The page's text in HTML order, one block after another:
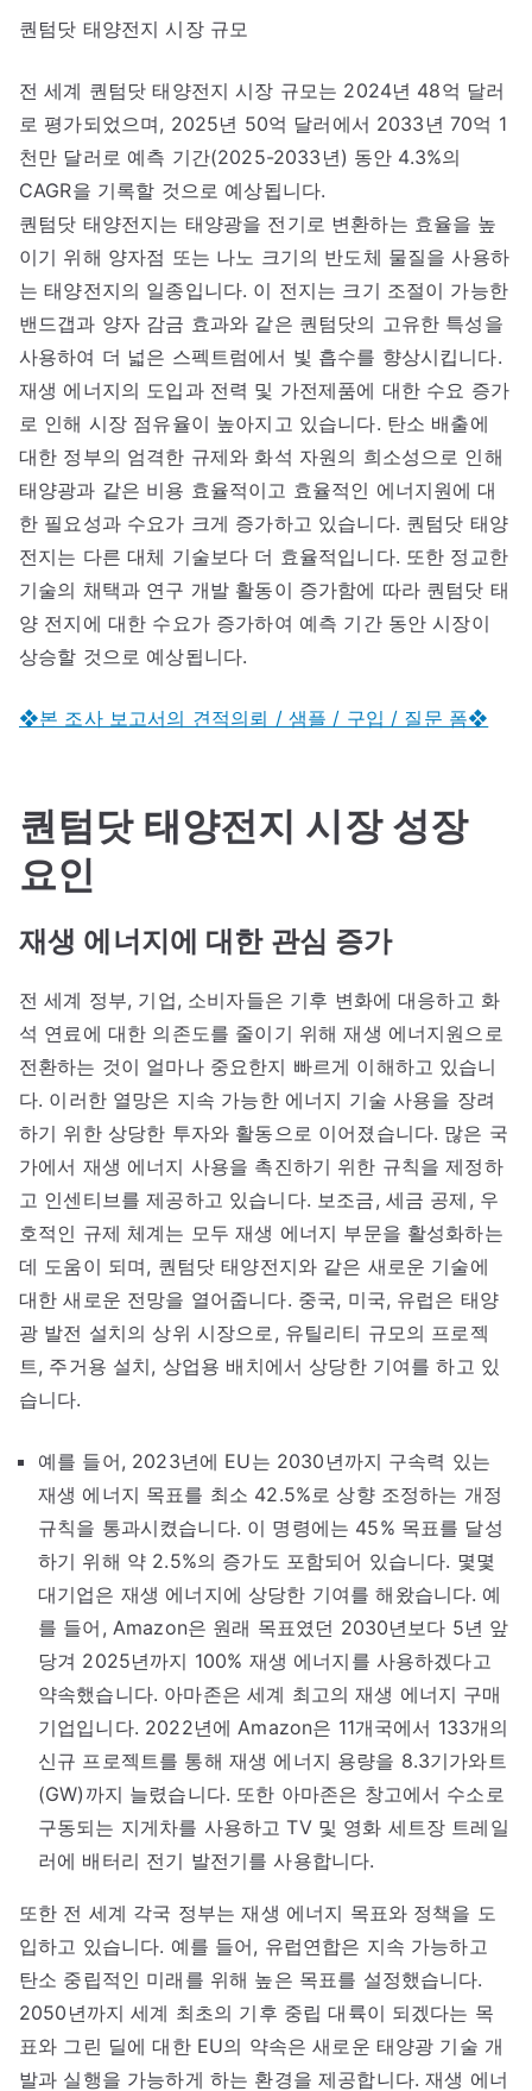
퀀텀닷 태양전지 시장 규모
전 세계 퀀텀닷 태양전지 시장 규모는 2024년 48억 달러
로 평가되었으며, 2025년 50억 달러에서 2033년 70억 1
천만 달러로 예측 기간(2025-2033년) 동안 4.3%의
CAGR을 기록할 것으로 예상됩니다.
퀀텀닷 태양전지는 태양광을 전기로 변환하는 효율을 높
이기 위해 양자점 또는 나노 크기의 반도체 물질을 사용하
는 태양전지의 일종입니다. 이 전지는 크기 조절이 가능한
밴드갭과 양자 감금 효과와 같은 퀀텀닷의 고유한 특성을
사용하여 더 넓은 스펙트럼에서 빛 흡수를 향상시킵니다.
재생 에너지의 도입과 전력 및 가전제품에 대한 수요 증가
로 인해 시장 점유율이 높아지고 있습니다. 탄소 배출에
대한 정부의 엄격한 규제와 화석 자원의 희소성으로 인해
태양광과 같은 비용 효율적이고 효율적인 에너지원에 대
한 필요성과 수요가 크게 증가하고 있습니다. 퀀텀닷 태양
전지는 다른 대체 기술보다 더 효율적입니다. 또한 정교한
기술의 채택과 연구 개발 활동이 증가함에 따라 퀀텀닷 태
양 전지에 대한 수요가 증가하여 예측 기간 동안 시장이
상승할 것으로 예상됩니다.
❖본 조사 보고서의 견적의뢰 / 샘플 / 구입 / 질문 폼❖
퀀텀닷 태양전지 시장 성장
요인
재생 에너지에 대한 관심 증가
전 세계 정부, 기업, 소비자들은 기후 변화에 대응하고 화
석 연료에 대한 의존도를 줄이기 위해 재생 에너지원으로
전환하는 것이 얼마나 중요한지 빠르게 이해하고 있습니
다. 이러한 열망은 지속 가능한 에너지 기술 사용을 장려
하기 위한 상당한 투자와 활동으로 이어졌습니다. 많은 국
가에서 재생 에너지 사용을 촉진하기 위한 규칙을 제정하
고 인센티브를 제공하고 있습니다. 보조금, 세금 공제, 우
호적인 규제 체계는 모두 재생 에너지 부문을 활성화하는
데 도움이 되며, 퀀텀닷 태양전지와 같은 새로운 기술에
대한 새로운 전망을 열어줍니다. 중국, 미국, 유럽은 태양
광 발전 설치의 상위 시장으로, 유틸리티 규모의 프로젝
트, 주거용 설치, 상업용 배치에서 상당한 기여를 하고 있
습니다.
예를 들어, 2023년에 EU는 2030년까지 구속력 있는
재생 에너지 목표를 최소 42.5%로 상향 조정하는 개정
규칙을 통과시켰습니다. 이 명령에는 45% 목표를 달성
하기 위해 약 2.5%의 증가도 포함되어 있습니다. 몇몇
대기업은 재생 에너지에 상당한 기여를 해왔습니다. 예
를 들어, Amazon은 원래 목표였던 2030년보다 5년 앞
당겨 2025년까지 100% 재생 에너지를 사용하겠다고
약속했습니다. 아마존은 세계 최고의 재생 에너지 구매
기업입니다. 2022년에 Amazon은 11개국에서 133개의
신규 프로젝트를 통해 재생 에너지 용량을 8.3기가와트
(GW)까지 늘렸습니다. 또한 아마존은 창고에서 수소로
구동되는 지게차를 사용하고 TV 및 영화 세트장 트레일
러에 배터리 전기 발전기를 사용합니다.
또한 전 세계 각국 정부는 재생 에너지 목표와 정책을 도
입하고 있습니다. 예를 들어, 유럽연합은 지속 가능하고
탄소 중립적인 미래를 위해 높은 목표를 설정했습니다.
2050년까지 세계 최초의 기후 중립 대륙이 되겠다는 목
표와 그린 딜에 대한 EU의 약속은 새로운 태양광 기술 개
발과 실행을 가능하게 하는 환경을 제공합니다. 재생 에너